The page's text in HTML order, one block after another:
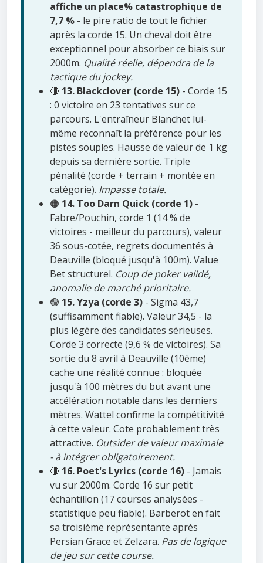
affiche un place% catastrophique de
7,7 % - le pire ratio de tout le fichier
après la corde 15. Un cheval doit être
exceptionnel pour absorber ce biais sur
2000m. Qualité réelle, dépendra de la
tactique du jockey.
🔴 13. Blackclover (corde 15) - Corde 15
: 0 victoire en 23 tentatives sur ce
parcours. L'entraîneur Blanchet lui-
même reconnaît la préférence pour les
pistes souples. Hausse de valeur de 1 kg
depuis sa dernière sortie. Triple
pénalité (corde + terrain + montée en
catégorie). Impasse totale.
🟠 14. Too Darn Quick (corde 1) -
Fabre/Pouchin, corde 1 (14 % de
victoires - meilleur du parcours), valeur
36 sous-cotée, regrets documentés à
Deauville (bloqué jusqu'à 100m). Value
Bet structurel. Coup de poker validé,
anomalie de marché prioritaire.
🟢 15. Yzya (corde 3) - Sigma 43,7
(suffisamment fiable). Valeur 34,5 - la
plus légère des candidates sérieuses.
Corde 3 correcte (9,6 % de victoires). Sa
sortie du 8 avril à Deauville (10ème)
cache une réalité connue : bloquée
jusqu'à 100 mètres du but avant une
accélération notable dans les derniers
mètres. Wattel confirme la compétitivité
à cette valeur. Cote probablement très
attractive. Outsider de valeur maximale
- à intégrer obligatoirement.
🔴 16. Poet's Lyrics (corde 16) - Jamais
vu sur 2000m. Corde 16 sur petit
échantillon (17 courses analysées -
statistique peu fiable). Barberot en fait
sa troisième représentante après
Persian Grace et Zelzara. Pas de logique
de jeu sur cette course.